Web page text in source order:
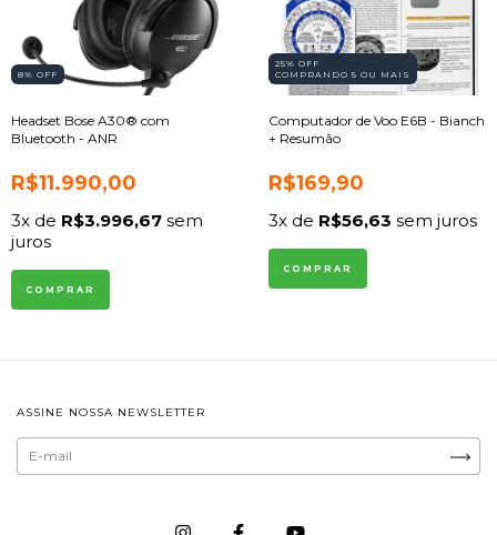
8% OFF
Headset Bose A30® com
Bluetooth - ANR
R$11.990,00
3x de R$3.996,67 sem
juros
COMPRAR
25% OFF
COMPRANDO 5 OU MAIS
Computador de Voo E6B - Bianch
+ Resumão
R$169,90
3x de R$56,63 sem juros
ASSINE NOSSA NEWSLETTER